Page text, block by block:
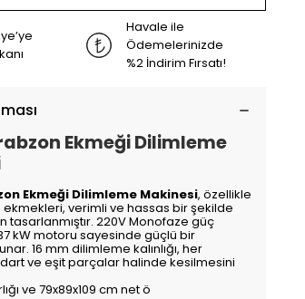
Havale ile
Ödemelerinizde
%2 İndirim Fırsatı!
Ekmeği Dilimleme
Ekmeği Dilimleme Makinesi, özellikle
verimli ve hassas bir şekilde
tasarlanmıştır. 220V Monofaze güç
kW motoru sayesinde güçlü bir
16 mm dilimleme kalınlığı, her
ve eşit parçalar halinde kesilmesini
ve 79x89x109 cm net ö